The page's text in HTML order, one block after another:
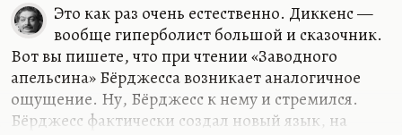
Это как раз очень естественно. Диккенс —
вообще гиперболист большой и сказочник.
Вот вы пишете, что при чтении «Заводного
апельсина» Бёрджесса возникает аналогичное
ощущение. Ну, Бёрджесс к нему и стремился.
Бёрджесс фактически создал новый язык, на